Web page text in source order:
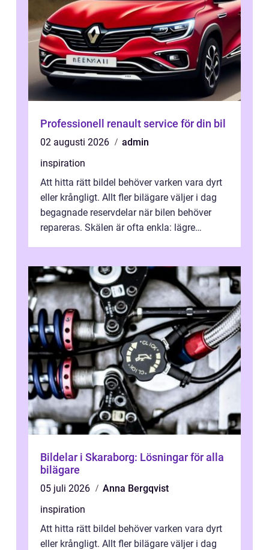
Professionell renault service för din bil
02 augusti 2026
admin
inspiration
Att hitta rätt bildel behöver varken vara dyrt
eller krångligt. Allt fler bilägare väljer i dag
begagnade reservdelar när bilen behöver
repareras. Skälen är ofta enkla: lägre
Bildelar i Skaraborg: Lösningar för alla
bilägare
05 juli 2026
Anna Bergqvist
inspiration
Att hitta rätt bildel behöver varken vara dyrt
eller krångligt. Allt fler bilägare väljer i dag